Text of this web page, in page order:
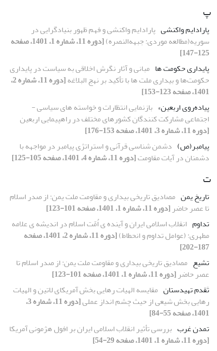
پ
پارادایم واکنشی پارادایم واکنشی و فهم ظهور بنیاد‌گرایی در
سوریه(مطالعه موردی: جبهه‌النصره)
[دوره 11، شماره 1، 1401، صفحه
125-147]
پایداری حکومت ها مبانی و آثار نگرش اخلاقی به سیاست در پایداری
حکومت‌ها‌ و بیداری ملت ها با تأکید بر نهج البلاغه
[دوره 11، شماره 2،
1401، صفحه 123-153]
پیاده‌روی اربعین» بازنمایی انتظارات و خواسته‏ های سیاسی -
اجتماعی مشارکت کنندگان کشورهای مختلف در راهپیمایی اربعین
[دوره 11، شماره 3، 1401، صفحه 153-176]
پیامبر(ص) دشمن شناسی قرآنی و استراتژی پیامبر در مواجهه با
دشمنان در آیات مقاومت[دوره 11، شماره 4، 1401، صفحه 105-125]
ت
تاریخ یمن مصادیق تاریخی بیداری و مقاومت ملت یمن: از صدر اسلام
تا عصر حاضر [دوره 11، شماره 1، 1401، صفحه 101-123]
تداوم انقلاب اسلامی ایران و آینده ی اُمّت اسلام در اندیشه ی علامه
مطهری: (عوامل تداوم و انحطاط)
[دوره 11، شماره 2، 1401، صفحه
187-202]
تشیع مصادیق تاریخی بیداری و مقاومت ملت یمن: از صدر اسلام تا
عصر حاضر [دوره 11، شماره 1، 1401، صفحه 101-123]
تَقدم تهیدستان مقایسه الهیات رهایی بخش آمریکای لاتین و الهیات
رهایی بخش شیعی از حیث چشم انداز عملی
[دوره 11، شماره 3،
1401، صفحه 55-84]
تمدن غرب بررسی تأثیر انقلاب اسلامی ایران بر افول هژمونی آمریکا
[دوره 11، شماره 1، 1401، صفحه 29-54]